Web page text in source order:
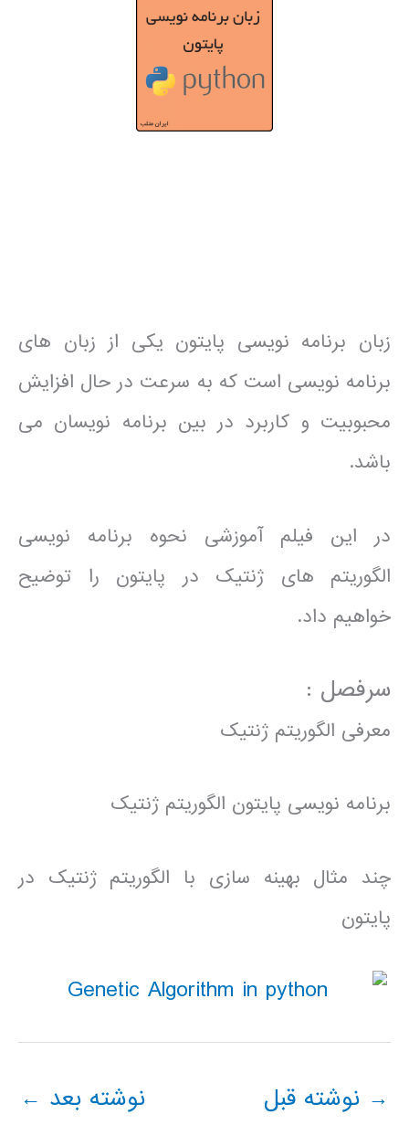
زبان برنامه نویسی پایتون یکی از زبان های
برنامه نویسی است که به سرعت در حال افزایش
محبوبیت و کاربرد در بین برنامه نویسان می
باشد.
در این فیلم آموزشی نحوه برنامه نویسی
الگوریتم های ژنتیک در پایتون را توضیح
خواهیم داد.
سرفصل :
معرفی الگوریتم ژنتیک
برنامه نویسی پایتون الگوریتم ژنتیک
چند مثال بهینه سازی با الگوریتم ژنتیک در
پایتون
→ نوشته قبل نوشته بعد ←